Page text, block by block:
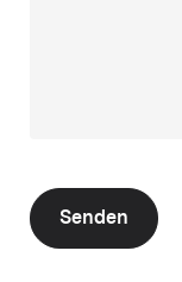
Senden